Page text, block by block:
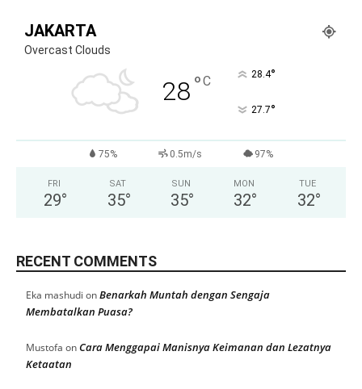
JAKARTA
Overcast Clouds
28°C 28.4°
27.7°
75% 0.5m/s 97%
FRI
29°
SAT
35°
SUN
35°
MON
32°
TUE
32°
RECENT COMMENTS
Eka mashudi onBenarkah Muntah dengan Sengaja
Membatalkan Puasa?
Mustofa onCara Menggapai Manisnya Keimanan dan Lezatnya
Ketaatan